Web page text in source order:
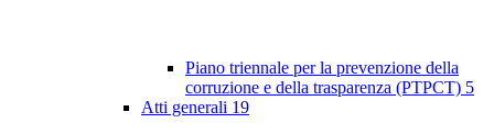
Piano triennale per la prevenzione della
corruzione e della trasparenza (PTPCT) 5
Atti generali 19